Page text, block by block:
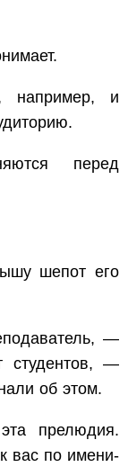
например, и
перед
шепот его
—
студентов, —
об этом.
прелюдия.
вас по имени-